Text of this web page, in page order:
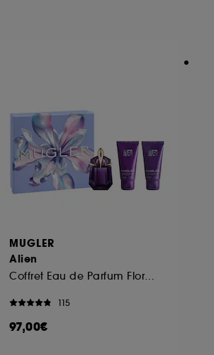
MUGLER
Alien
Coffret Eau de Parfum Florale Ambrée pour Femme
115
97,00€